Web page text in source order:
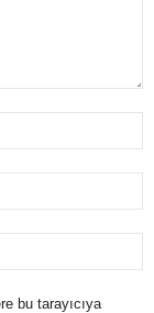
bu tarayıcıya